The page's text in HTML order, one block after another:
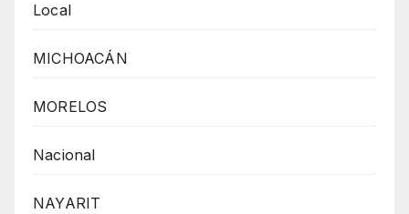
Local
MICHOACÁN
MORELOS
Nacional
NAYARIT